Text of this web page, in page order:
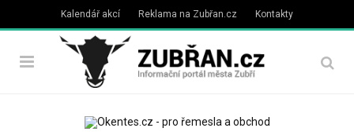
Kalendář akcí Reklama na Zubřan.cz Kontakty